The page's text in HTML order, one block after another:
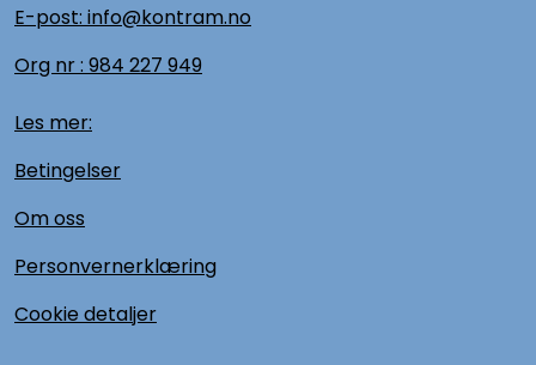
E-post: info@kontram.no
Org nr : 984 227 949
Les mer:
Betingelser
Om oss
Personvernerklæring
Cookie detaljer